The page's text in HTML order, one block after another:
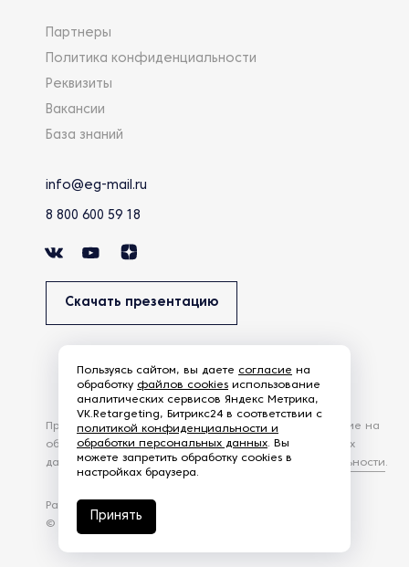
Партнеры
Политика конфиденциальности
Реквизиты
Вакансии
База знаний
info@eg-mail.ru
8 800 600 59 18
Скачать презентацию
Разработка сайта —
© 2026 – Eurasia Group. Все права защищены
Продолжая использовать наш сайт, вы даете согласие на
обработку файлов Cookies и других пользовательских
данных, в соответствии сПолитикой конфиденциальности.
Пользуясь сайтом, вы даете согласие на
обработку файлов cookies использование
аналитических сервисов Яндекс Метрика,
VK.Retargeting, Битрикс24 в соответствии с
политикой конфиденциальности и
обработки персональных данных. Вы
можете запретить обработку cookies в
настройках браузера.
Принять